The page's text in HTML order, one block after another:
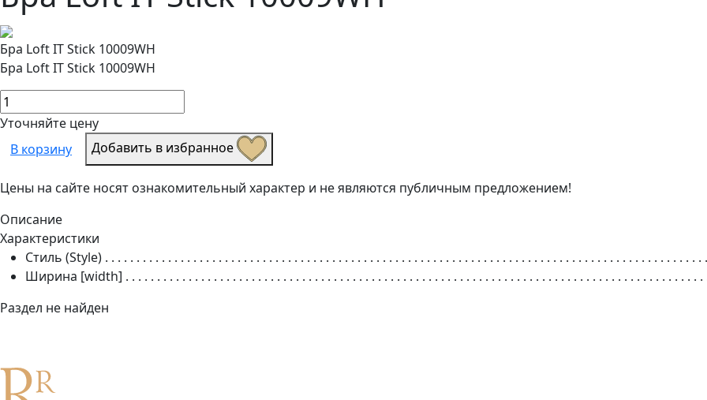
Бра Loft IT Stick 10009WH
Бра Loft IT Stick 10009WH
Уточняйте цену
В корзину
Добавить в избранное
Цены на сайте носят ознакомительный характер и не являются публичным предложением!
Описание
Характеристики
Стиль (Style) . . . . . . . . . . . . . . . . . . . . . . . . . . . . . . . . . . . . . . . . . . . . . . . . . . . . . . . . . . . . . . . . . . . . . . . . . . . . . . . . . . . . . . . . . . . . . .
Ширина [width] . . . . . . . . . . . . . . . . . . . . . . . . . . . . . . . . . . . . . . . . . . . . . . . . . . . . . . . . . . . . . . . . . . . . . . . . . . . . . . . . . . . . . . . . . . .
Раздел не найден